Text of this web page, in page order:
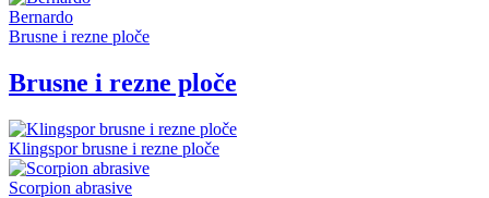
Bernardo
Brusne i rezne ploče
Brusne i rezne ploče
Klingspor brusne i rezne ploče
Scorpion abrasive